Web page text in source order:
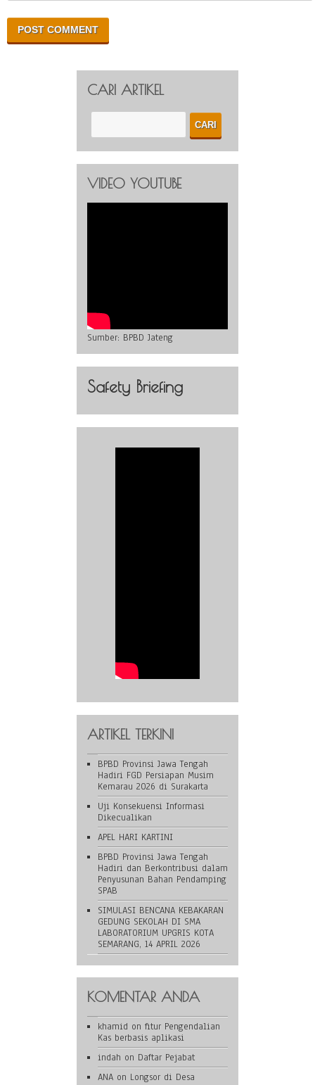
CARI ARTIKEL
VIDEO YOUTUBE
Sumber: BPBD Jateng
Safety Briefing
ARTIKEL TERKINI
BPBD Provinsi Jawa Tengah
Hadiri FGD Persiapan Musim
Kemarau 2026 di Surakarta
Uji Konsekuensi Informasi
Dikecualikan
APEL HARI KARTINI
BPBD Provinsi Jawa Tengah
Hadiri dan Berkontribusi dalam
Penyusunan Bahan Pendamping
SPAB
SIMULASI BENCANA KEBAKARAN
GEDUNG SEKOLAH DI SMA
LABORATORIUM UPGRIS KOTA
SEMARANG, 14 APRIL 2026
KOMENTAR ANDA
khamid on fitur Pengendalian
Kas berbasis aplikasi
indah on Daftar Pejabat
ANA on Longsor di Desa